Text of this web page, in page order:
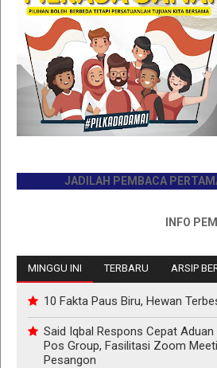
JADILAH PEMBACA PERTAMA
INFO
MINGGU INI TERBARU ARSIP
10 Fakta Paus Biru, Hewan
Said Iqbal Respons Cepat Aduan
Pos Group, Fasilitasi Zoom
Pesangon